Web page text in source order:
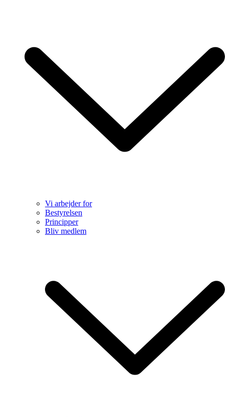
Vi arbejder for
Bestyrelsen
Principper
Bliv medlem